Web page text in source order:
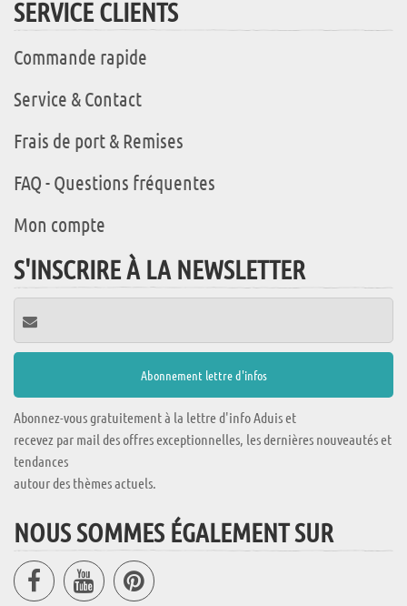
SERVICE CLIENTS
Commande rapide
Service & Contact
Frais de port & Remises
FAQ - Questions fréquentes
Mon compte
S'INSCRIRE À LA NEWSLETTER
Abonnez-vous gratuitement à la lettre d'info Aduis et
recevez par mail des offres exceptionnelles, les dernières nouveautés et
tendances
autour des thèmes actuels.
NOUS SOMMES ÉGALEMENT SUR